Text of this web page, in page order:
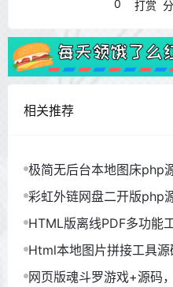
0 打赏
相关推荐
极简无后台本地图床php
彩虹外链网盘二开版php
HTML版离线PDF多功能
Html本地图片拼接工具源
网页版魂斗罗游戏+源码